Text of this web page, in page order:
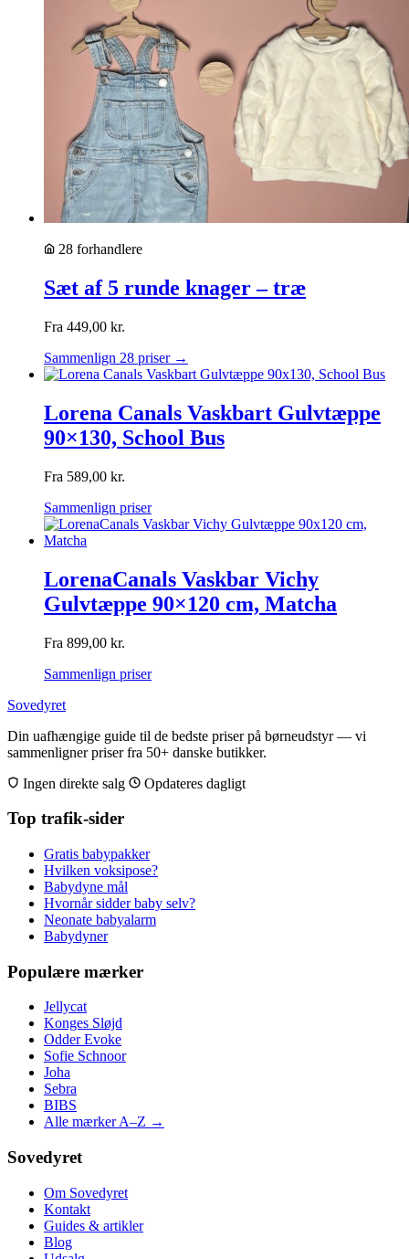
28 forhandlere
Sæt af 5 runde knager – træ
Fra 449,00 kr.
Sammenlign 28 priser →
Lorena Canals Vaskbart Gulvtæppe
90×130, School Bus
Fra 589,00 kr.
Sammenlign priser
LorenaCanals Vaskbar Vichy
Gulvtæppe 90×120 cm, Matcha
Fra 899,00 kr.
Sammenlign priser
Sovedyret
Din uafhængige guide til de bedste priser på børneudstyr — vi
sammenligner priser fra 50+ danske butikker.
Ingen direkte salg
Opdateres dagligt
Top trafik-sider
Gratis babypakker
Hvilken voksipose?
Babydyne mål
Hvornår sidder baby selv?
Neonate babyalarm
Babydyner
Populære mærker
Jellycat
Konges Sløjd
Odder Evoke
Sofie Schnoor
Joha
Sebra
BIBS
Alle mærker A–Z →
Sovedyret
Om Sovedyret
Kontakt
Guides & artikler
Blog